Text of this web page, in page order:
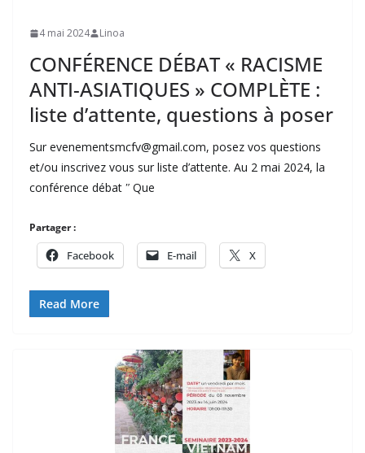
4 mai 2024 Linoa
CONFÉRENCE DÉBAT « RACISME
ANTI-ASIATIQUES » COMPLÈTE :
liste d’attente, questions à poser
Sur evenementsmcfv@gmail.com, posez vos questions
et/ou inscrivez vous sur liste d’attente. Au 2 mai 2024, la
conférence débat ʺ Que
Partager :
Facebook E-mail X
Read More